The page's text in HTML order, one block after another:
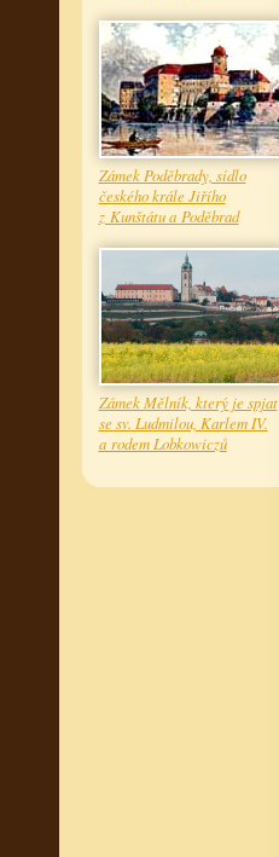
Zámek Poděbrady, sídlo
českého krále Jiřího
z Kunštátu a Poděbrad
Zámek Mělník, který je spjat
se sv. Ludmilou, Karlem IV.
a rodem Lobkowiczů